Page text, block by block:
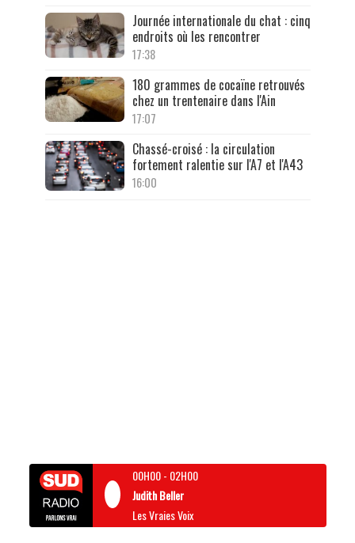
Journée internationale du chat : cinq
endroits où les rencontrer
17:38
180 grammes de cocaïne retrouvés
chez un trentenaire dans l'Ain
17:07
Chassé-croisé : la circulation
fortement ralentie sur l'A7 et l'A43
16:00
00H00- 02H00
Judith Beller
Les Vraies Voix